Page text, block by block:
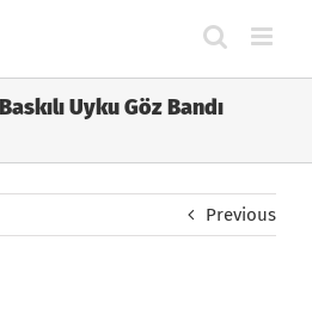
Uyku Göz Bandı
Previous